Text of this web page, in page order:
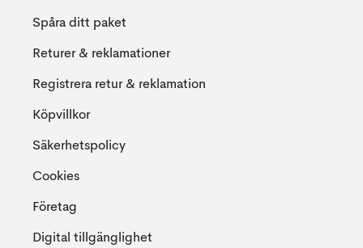
Spåra ditt paket
Returer & reklamationer
Registrera retur & reklamation
Köpvillkor
Säkerhetspolicy
Cookies
Företag
Digital tillgänglighet